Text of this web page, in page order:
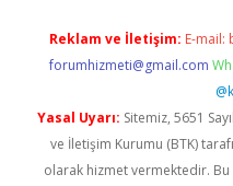
Reklam ve İletişim: E-mail:
forumhizmeti@gmail.com
Yasal Uyarı: Sitemiz, 5651
ve İletişim Kurumu (BTK)
olarak hizmet vermektedir.